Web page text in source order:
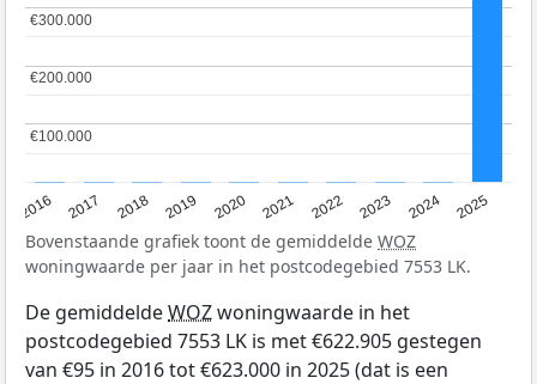
2016 2017 2018 2019 2020 2021 2022 2023 2024 2025
€100.000
€100.000
€200.000
€200.000
€300.000
€300.000
Bovenstaande grafiek toont de gemiddelde WOZ
woningwaarde per jaar in het postcodegebied 7553 LK.
De gemiddeldeWOZwoningwaarde in het
postcodegebied 7553 LK is met €622.905 gestegen
van €95 in 2016 tot €623.000 in 2025 (dat is een